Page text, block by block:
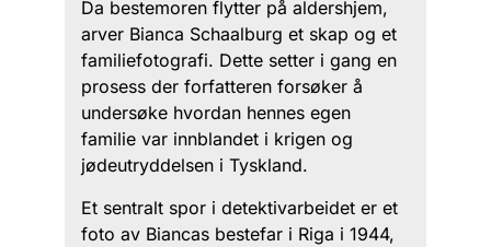
Da bestemoren flytter på aldershjem,
arver Bianca Schaalburg et skap og et
familiefotografi. Dette setter i gang en
prosess der forfatteren forsøker å
undersøke hvordan hennes egen
familie var innblandet i krigen og
jødeutryddelsen i Tyskland.
Et sentralt spor i detektivarbeidet er et
foto av Biancas bestefar i Riga i 1944,